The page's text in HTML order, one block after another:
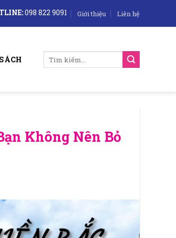
098 822 9091 Giới thiệu Liên hệ
Tìm
Không Nên Bỏ